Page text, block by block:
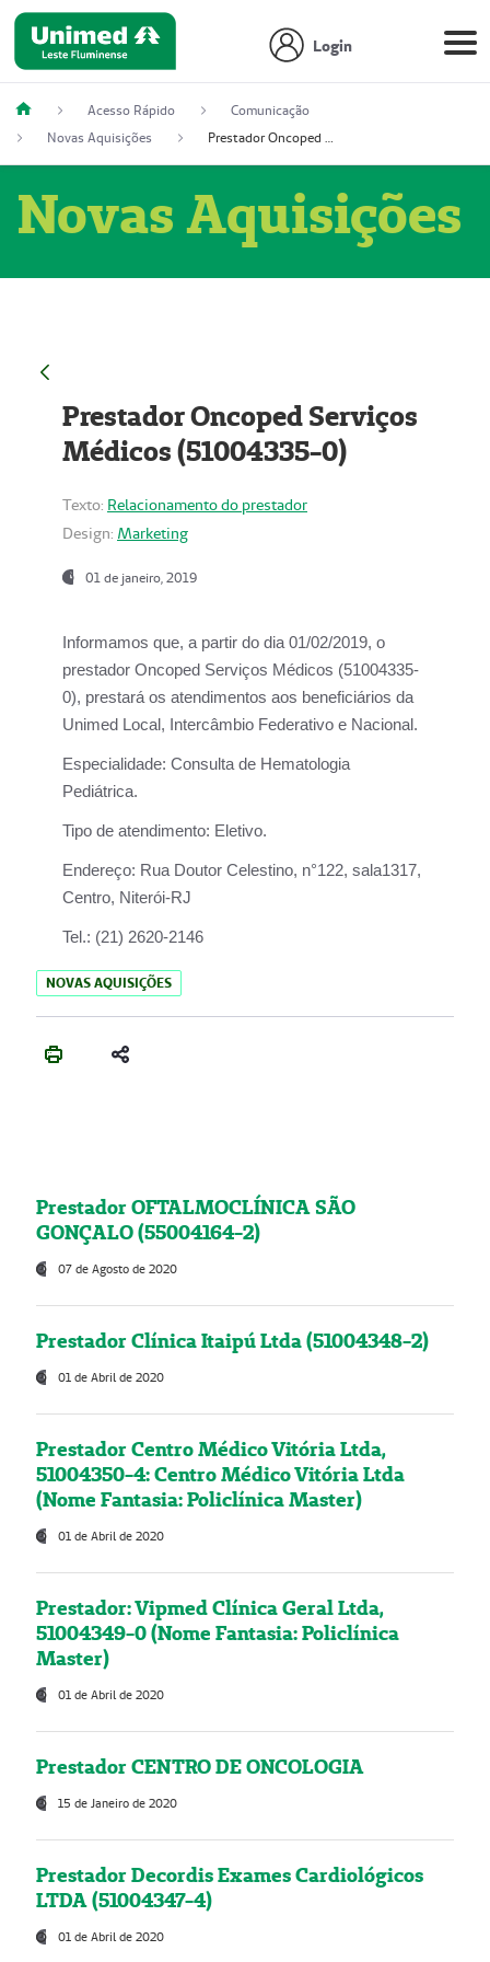
Login
Acesso Rápido
Comunicação
Novas Aquisições
Prestador Oncoped Serviços Médicos (51004335-0)
Novas Aquisições
Prestador Oncoped Serviços
Médicos (51004335-0)
Texto: Relacionamento do prestador
Design: Marketing
01 de janeiro, 2019
Informamos que, a partir do dia 01/02/2019, o
prestador Oncoped Serviços Médicos (51004335-
0), prestará os atendimentos aos beneficiários da
Unimed Local, Intercâmbio Federativo e Nacional.
Especialidade: Consulta de Hematologia
Pediátrica.
Tipo de atendimento: Eletivo.
Endereço: Rua Doutor Celestino, n°122, sala1317,
Centro, Niterói-RJ
Tel.: (21) 2620-2146
NOVAS AQUISIÇÕES
Prestador OFTALMOCLÍNICA SÃO
GONÇALO (55004164-2)
07 de Agosto de 2020
Prestador Clínica Itaipú Ltda (51004348-2)
01 de Abril de 2020
Prestador Centro Médico Vitória Ltda,
51004350-4: Centro Médico Vitória Ltda
(Nome Fantasia: Policlínica Master)
01 de Abril de 2020
Prestador: Vipmed Clínica Geral Ltda,
51004349-0 (Nome Fantasia: Policlínica
Master)
01 de Abril de 2020
Prestador CENTRO DE ONCOLOGIA
15 de Janeiro de 2020
Prestador Decordis Exames Cardiológicos
LTDA (51004347-4)
01 de Abril de 2020